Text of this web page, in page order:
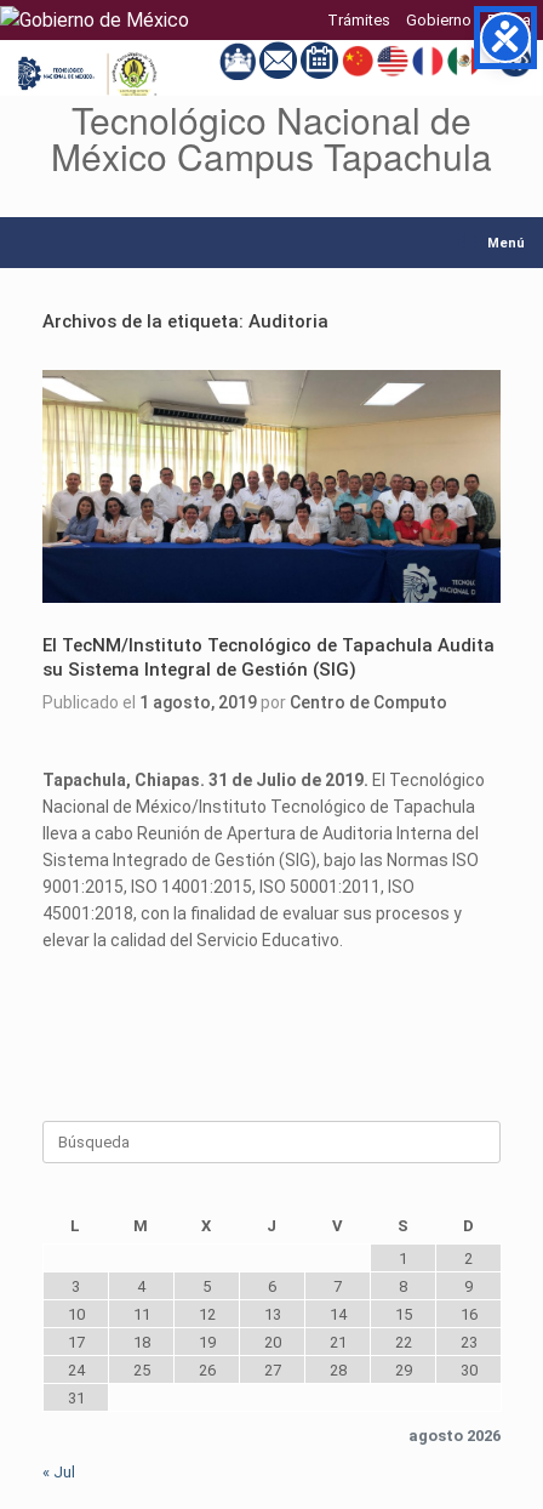
Trámites Gobierno Buscar
contenido
Tecnológico Nacional de
México Campus Tapachula
Menú
Archivos de la etiqueta: Auditoria
El TecNM/Instituto Tecnológico de Tapachula Audita
su Sistema Integral de Gestión (SIG)
Publicado el 1 agosto, 2019por Centro de Computo
Tapachula, Chiapas. 31 de Julio de 2019. El Tecnológico
Nacional de México/Instituto Tecnológico de Tapachula
lleva a cabo Reunión de Apertura de Auditoria Interna del
Sistema Integrado de Gestión (SIG), bajo las Normas ISO
9001:2015, ISO 14001:2015, ISO 50001:2011, ISO
45001:2018, con la finalidad de evaluar sus procesos y
elevar la calidad del Servicio Educativo.
Buscar:
agosto 2026
L M X J V S
D
1
2
3
4 5 6 7 8
9
10
11 12 13 14 15
16
17
18 19 20 21 22
23
24
25 26 27 28 29
30
31
« Jul